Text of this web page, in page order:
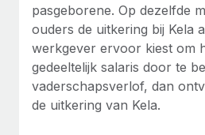
pasgeborene. Op dezelfde
ouders de uitkering bij Kela
werkgever ervoor kiest om
gedeeltelijk salaris door te
vaderschapsverlof, dan
de uitkering van Kela.